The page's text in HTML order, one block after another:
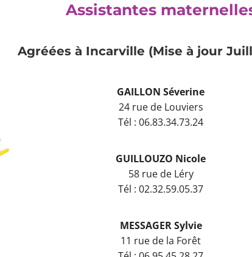
Assistantes
Agréées à Incarville (Mise à jour
GAILLON Séverine
24 rue de Louviers
Tél : 06.83.34.73.24
GUILLOUZO Nicole
58 rue de Léry
Tél : 02.32.59.05.37
MESSAGER Sylvie
11 rue de la Forêt